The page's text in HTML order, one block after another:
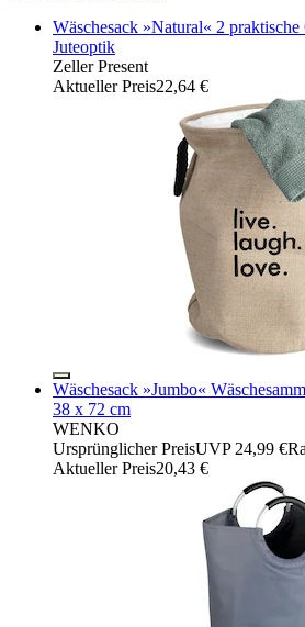
Wäschesack »Natural« 2
Juteoptik
Zeller Present
Aktueller Preis22,64 €
Wäschesack »Jumbo«
38 x 72 cm
WENKO
Ursprünglicher PreisUVP 24,99 €
Aktueller Preis20,43 €